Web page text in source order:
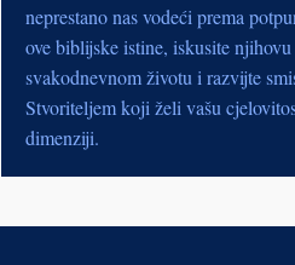
neprestano nas vodeći prema
ove biblijske istine, iskusite njihovu
svakodnevnom životu i razvijte
Stvoriteljem koji želi vašu
dimenziji.